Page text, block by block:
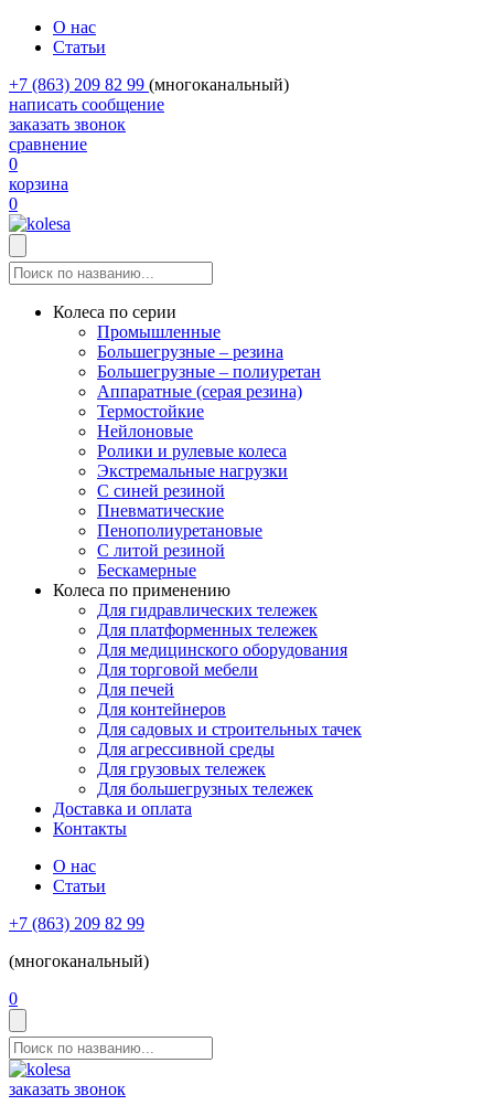
О нас
Статьи
+7 (863) 209 82 99 (многоканальный)
написать сообщение
заказать звонок
сравнение
0
корзина
0
Колеса по серии
Промышленные
Большегрузные – резина
Большегрузные – полиуретан
Аппаратные (серая резина)
Термостойкие
Нейлоновые
Ролики и рулевые колеса
Экстремальные нагрузки
С синей резиной
Пневматические
Пенополиуретановые
С литой резиной
Бескамерные
Колеса по применению
Для гидравлических тележек
Для платформенных тележек
Для медицинского оборудования
Для торговой мебели
Для печей
Для контейнеров
Для садовых и строительных тачек
Для агрессивной среды
Для грузовых тележек
Для большегрузных тележек
Доставка и оплата
Контакты
О нас
Статьи
+7 (863) 209 82 99
(многоканальный)
0
заказать звонок